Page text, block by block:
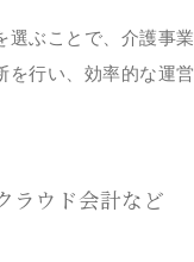
選ぶことで、介護事業
を行い、効率的な運営
ラウド会計など